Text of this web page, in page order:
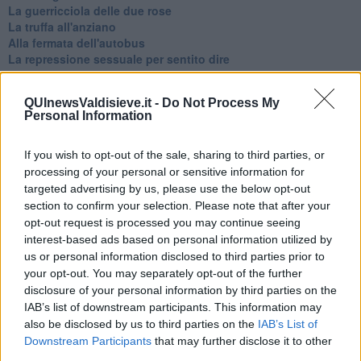
QUInewsValdisieve.it - Do Not Process My
Personal Information
If you wish to opt-out of the sale, sharing to third parties, or
processing of your personal or sensitive information for
targeted advertising by us, please use the below opt-out
section to confirm your selection. Please note that after your
opt-out request is processed you may continue seeing
interest-based ads based on personal information utilized by
us or personal information disclosed to third parties prior to
your opt-out. You may separately opt-out of the further
disclosure of your personal information by third parties on the
IAB’s list of downstream participants. This information may
also be disclosed by us to third parties on the IAB’s List of
Downstream Participants that may further disclose it to other
La guerricciola delle due rose
La truffa all'anziano
Alla fermata dell'autobus
La repressione sessuale per sentito dire
Diseducazione televisiva e inerzia della politica
Esequie solenni
Nostalgia del sangue blu
Non avere e non essere
Armiamoci e... avviatevi
Da Capodanno a Carnevale
Schizzi di fango
Sor-riso amaro
Fine anno al ristorante
La festa di Capodanno
Natale 2024
Re e regnanti
A noi interessa il dito non la luna
Come rubare allo stato e vivere felici
Una performance
Il compagno